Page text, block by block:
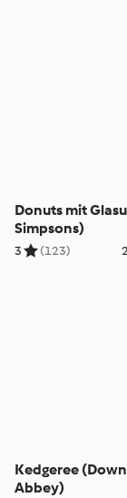
Donuts mit
Simpsons)
3 (123)
Kedgeree
Abbey)